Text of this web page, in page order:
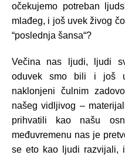
očekujemo potreban
mlađeg, i još uvek živog
“poslednja šansa“?
Večina nas ljudi, ljudi
oduvek smo bili i još
naklonjeni čulnim
našeg vidljivog –
prihvatili kao našu
međuvremenu nas je
se eto kao ljudi razvijali,